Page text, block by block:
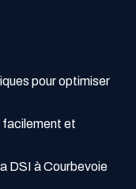
pour optimiser
facilement et
DSI à Courbevoie